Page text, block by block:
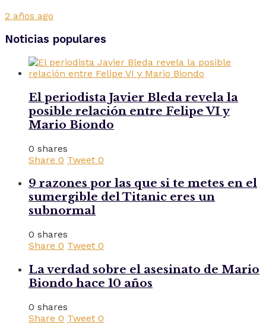
2 años ago
Noticias populares
El periodista Javier Bleda revela la
posible relación entre Felipe VI y
Mario Biondo
0 shares
Share 0 Tweet 0
9 razones por las que si te metes en el
sumergible del Titanic eres un
subnormal
0 shares
Share 0 Tweet 0
La verdad sobre el asesinato de Mario
Biondo hace 10 años
0 shares
Share 0 Tweet 0